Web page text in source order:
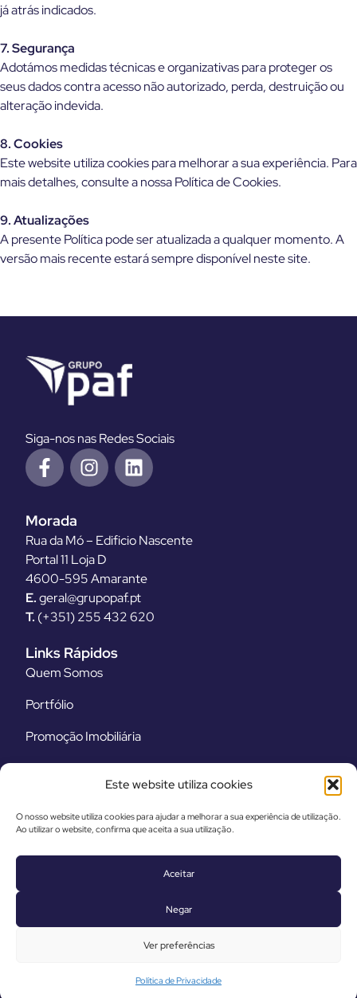
Este website utiliza cookies
O nosso website utiliza cookies para ajudar a melhorar a sua experiência de utilização.
Ao utilizar o website, confirma que aceita a sua utilização.
Aceitar
Negar
Ver preferências
Política de Privacidade
já atrás indicados.
7. Segurança
Adotámos medidas técnicas e organizativas para proteger os
seus dados contra acesso não autorizado, perda, destruição ou
alteração indevida.
8. Cookies
Este website utiliza cookies para melhorar a sua experiência. Para
mais detalhes, consulte a nossa Política de Cookies.
9. Atualizações
A presente Política pode ser atualizada a qualquer momento. A
versão mais recente estará sempre disponível neste site.
Siga-nos nas Redes Sociais
Morada
Rua da Mó – Edificio Nascente
Portal 11 Loja D
4600-595 Amarante
E.geral@grupopaf.pt
T. (+351) 255 432 620
Links Rápidos
Quem Somos
Portfólio
Promoção Imobiliária
Equipamentos
Termos e Condições
Política de Privacidade
Basicamente.pt